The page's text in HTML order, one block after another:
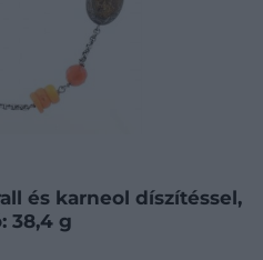
és karneol díszítéssel,
38,4 g